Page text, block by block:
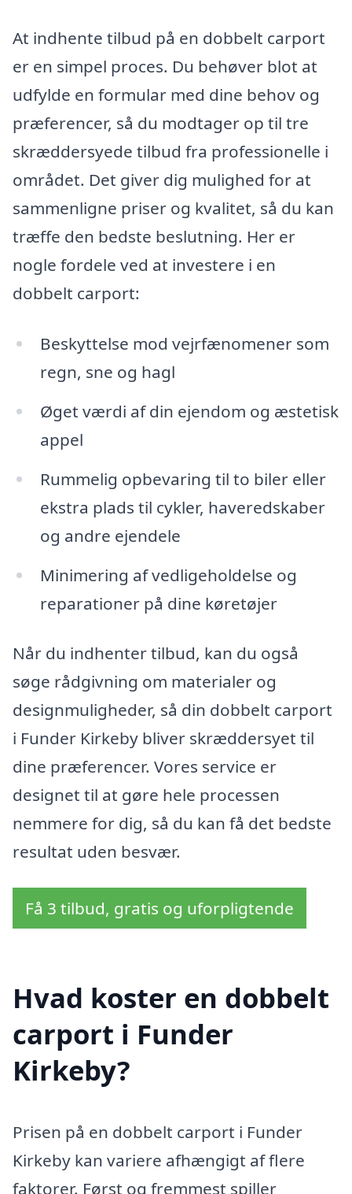
At indhente tilbud på en dobbelt carport
er en simpel proces. Du behøver blot at
udfylde en formular med dine behov og
præferencer, så du modtager op til tre
skræddersyede tilbud fra professionelle i
området. Det giver dig mulighed for at
sammenligne priser og kvalitet, så du kan
træffe den bedste beslutning. Her er
nogle fordele ved at investere i en
dobbelt carport:
Beskyttelse mod vejrfænomener som
regn, sne og hagl
Øget værdi af din ejendom og æstetisk
appel
Rummelig opbevaring til to biler eller
ekstra plads til cykler, haveredskaber
og andre ejendele
Minimering af vedligeholdelse og
reparationer på dine køretøjer
Når du indhenter tilbud, kan du også
søge rådgivning om materialer og
designmuligheder, så din dobbelt carport
i Funder Kirkeby bliver skræddersyet til
dine præferencer. Vores service er
designet til at gøre hele processen
nemmere for dig, så du kan få det bedste
resultat uden besvær.
Få 3 tilbud, gratis og uforpligtende
Hvad koster en dobbelt
carport i Funder
Kirkeby?
Prisen på en dobbelt carport i Funder
Kirkeby kan variere afhængigt af flere
faktorer. Først og fremmest spiller